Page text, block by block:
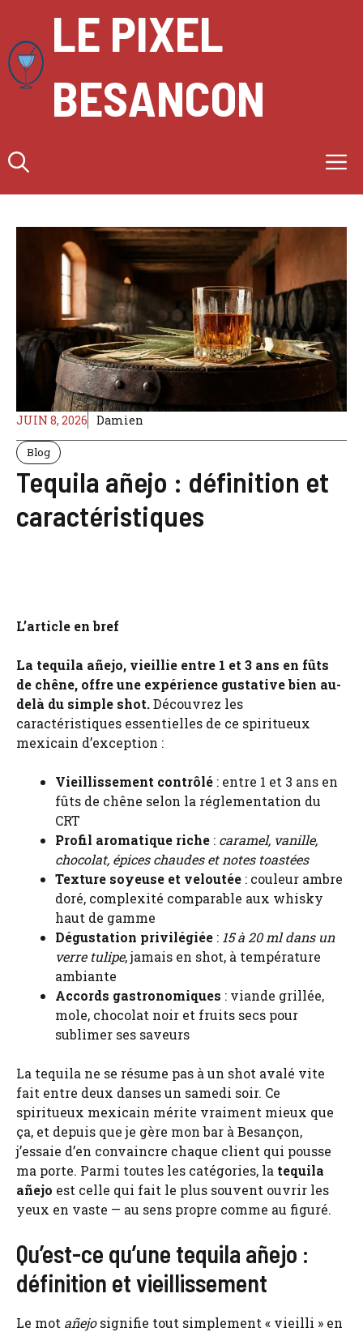
contenu LE PIXEL
BESANCON
JUIN 8, 2026 Damien
Blog
Tequila añejo : définition et
caractéristiques
L’article en bref
La tequila añejo, vieillie entre 1 et 3 ans en fûts
de chêne, offre une expérience gustative bien au-
delà du simple shot.Découvrez les
caractéristiques essentielles de ce spiritueux
mexicain d’exception :
Vieillissement contrôlé : entre 1 et 3 ans en
fûts de chêne selon la réglementation du
CRT
Profil aromatique riche : caramel, vanille,
chocolat, épices chaudes et notes toastées
Texture soyeuse et veloutée : couleur ambre
doré, complexité comparable aux whisky
haut de gamme
Dégustation privilégiée : 15 à 20 ml dans un
verre tulipe, jamais en shot, à température
ambiante
Accords gastronomiques : viande grillée,
mole, chocolat noir et fruits secs pour
sublimer ses saveurs
La tequila ne se résume pas à un shot avalé vite
fait entre deux danses un samedi soir. Ce
spiritueux mexicain mérite vraiment mieux que
ça, et depuis que je gère mon bar à Besançon,
j’essaie d’en convaincre chaque client qui pousse
ma porte. Parmi toutes les catégories, la tequila
añejo est celle qui fait le plus souvent ouvrir les
yeux en vaste — au sens propre comme au figuré.
Qu’est-ce qu’une tequila añejo :
définition et vieillissement
Le mot añejosignifie tout simplement « vieilli » en